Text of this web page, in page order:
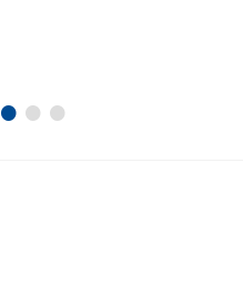
•••